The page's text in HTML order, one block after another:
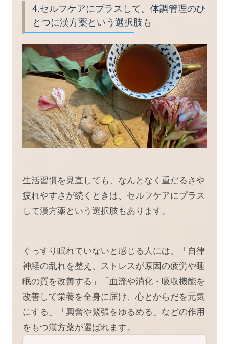
4.セルフケアにプラスして。体調管理のひ
とつに漢方薬という選択肢も
生活習慣を見直しても、なんとなく重だるさや
疲れやすさが続くときは、セルフケアにプラス
して漢方薬という選択肢もあります。
ぐっすり眠れていないと感じる人には、「自律
神経の乱れを整え、ストレスが原因の疲労や睡
眠の質を改善する」「血流や消化・吸収機能を
改善して栄養を全身に届け、心とからだを元気
にする」「興奮や緊張をゆるめる」などの作用
をもつ漢方薬が選ばれます。